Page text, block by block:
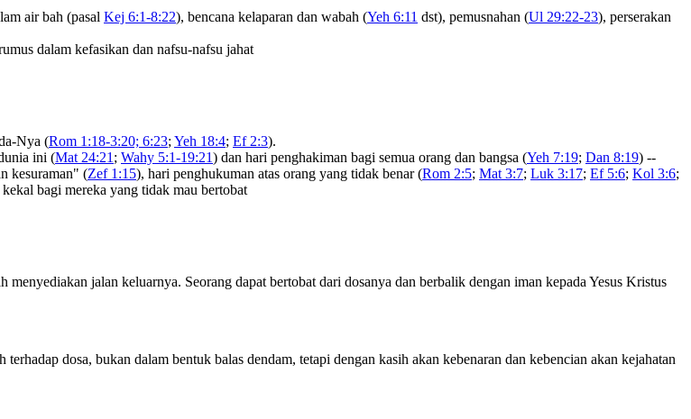
air bah (pasal Kej 6:1-8:22), bencana kelaparan dan wabah (Yeh 6:11 dst), pemusnahan (Ul 29:22-23), perserakan
dalam kefasikan dan nafsu-nafsu jahat
Nya (Rom 1:18-3:20; 6:23; Yeh 18:4; Ef 2:3).
ini (Mat 24:21 ; Wahy 5:1-19:21) dan hari penghakiman bagi semua orang dan bangsa (Yeh 7:19; Dan 8:19) --
kesuraman" (Zef 1:15), hari penghukuman atas orang yang tidak benar (Rom 2:5; Mat 3:7; Luk 3:17; Ef 5:6; Kol 3:6;
bagi mereka yang tidak mau bertobat
jalan keluarnya. Seorang dapat bertobat dari dosanya dan berbalik dengan iman kepada Yesus Kristus
dosa, bukan dalam bentuk balas dendam, tetapi dengan kasih akan kebenaran dan kebencian akan kejahatan